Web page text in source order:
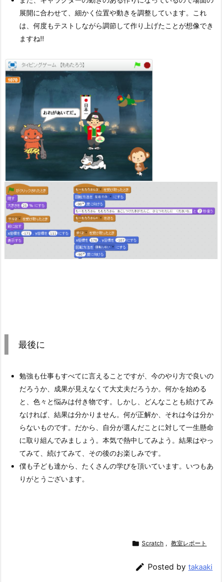
展開に合わせて、細かく位置や動きを調整しています。これ
は、何度もテストしながら調節して作り上げたことが想像でき
ますね!!
最後に
勉強も仕事もすべてに言えることですが、今のやり方で良いの
だろうか、成果が見えなくて大丈夫だろうか。何かを始める
と、色々と悩みは付き物です。しかし、どんなことも続けてみ
なければ、結果は分かりません。何が正解か、それは今は分か
らないものです。だから、自分が選んだことに対して一生懸命
に取り組んでみましょう。本気で熱中してみよう。結果はやっ
てみて、続けてみて、その後のお楽しみです。
僕も子ども達から、たくさんの学びを頂いています。いつもあ
りがとうございます。
 Scratch , 教室レポート
 Posted by takaaki